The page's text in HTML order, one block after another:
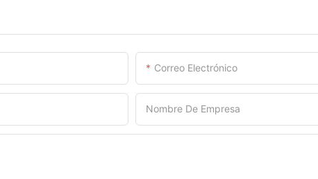
Correo Electrónico
Nombre De Empresa